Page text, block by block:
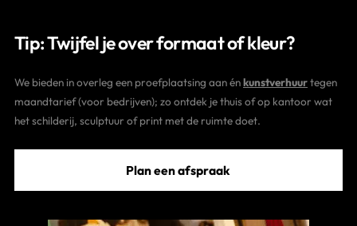
Tip: Twijfel je over formaat of kleur?
We bieden in overleg een proefplaatsing aan énkunstverhuurtegen
maandtarief (voor bedrijven); zo ontdek je thuis of op kantoor wat
het schilderij, sculptuur of print met de ruimte doet.
Plan een afspraak